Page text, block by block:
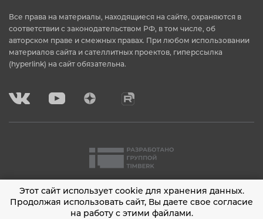
Все права на материалы, находящиеся на сайте, охраняются в
соответствии с законодательством РФ, в том числе, об
авторском праве и смежных правах. При любом использовании
материалов сайта и сателлитных проектов, гиперссылка
(hyperlink) на сайт обязательна.
2001 - 2026 © Timberk
Этот сайт использует cookie для хранения данных.
Продолжая использовать сайт, Вы даете свое согласие
на работу с этими файлами.